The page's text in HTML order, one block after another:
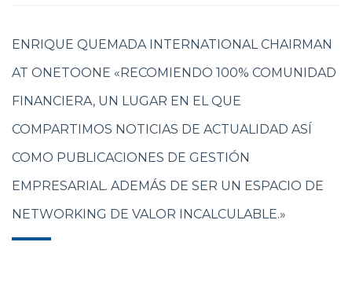
ENRIQUE QUEMADA INTERNATIONAL CHAIRMAN
AT ONETOONE «RECOMIENDO 100% COMUNIDAD
FINANCIERA, UN LUGAR EN EL QUE
COMPARTIMOS NOTICIAS DE ACTUALIDAD ASÍ
COMO PUBLICACIONES DE GESTIÓN
EMPRESARIAL. ADEMÁS DE SER UN ESPACIO DE
NETWORKING DE VALOR INCALCULABLE.»